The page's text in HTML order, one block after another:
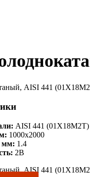
AISI 441
AISI 441 (01Х18М2Т)
1000х2000
мм: 1.4
2B
AISI 441